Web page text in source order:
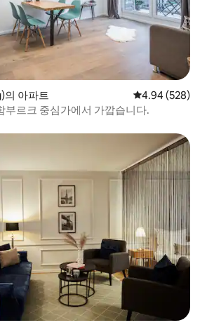
의 아파트 평점 4.94점(5
4.94 (528)
부르크 중심가에서 가깝습니다.